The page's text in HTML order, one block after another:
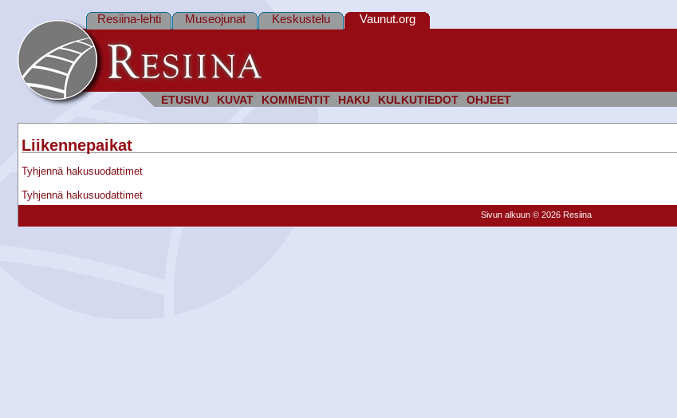
ETUSIVU KUVAT KOMMENTIT HAKU KULKUTIEDOT OHJEET
Resiina-lehti Museojunat Keskustelu Vaunut.org
Liikennepaikat
Tyhjennä hakusuodattimet
Tyhjennä hakusuodattimet
Sivun alkuun © 2026 Resiina